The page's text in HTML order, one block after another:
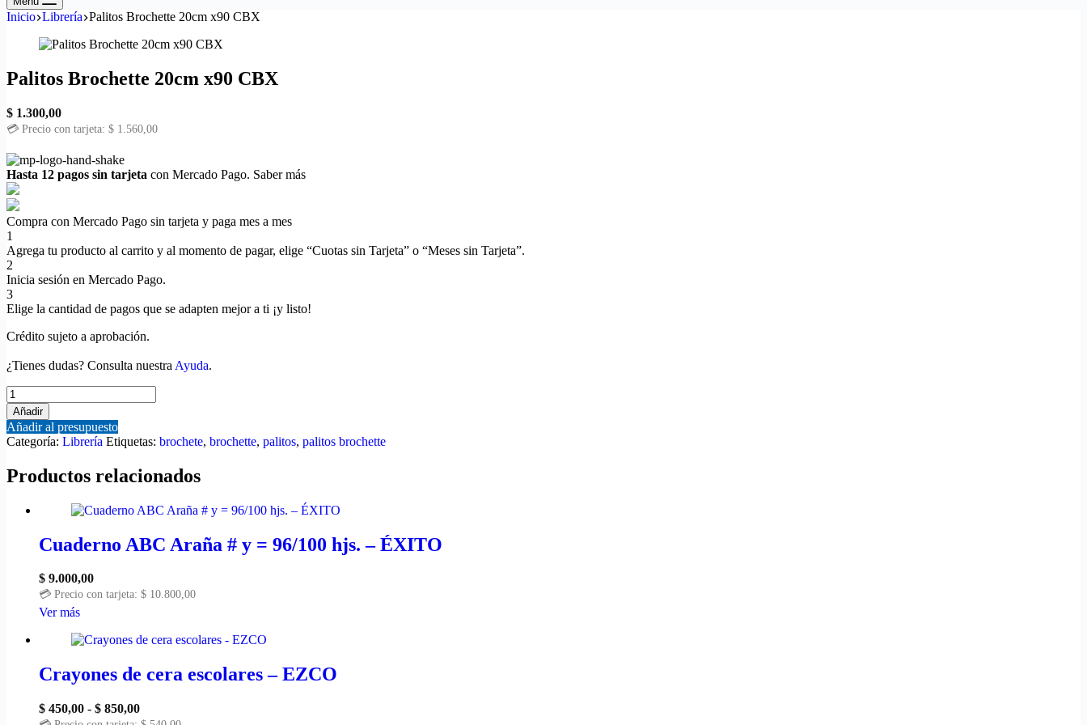
Inicio Librería Palitos Brochette 20cm x90 CBX
Palitos Brochette 20cm x90 CBX
$ 1.300,00
💳 Precio con tarjeta: $ 1.560,00
Hasta 12 pagos sin tarjeta con Mercado Pago. Saber más
Compra con Mercado Pago sin tarjeta y paga mes a mes
1
Agrega tu producto al carrito y al momento de pagar, elige “Cuotas sin Tarjeta” o “Meses sin Tarjeta”.
2
Inicia sesión en Mercado Pago.
3
Elige la cantidad de pagos que se adapten mejor a ti ¡y listo!
Crédito sujeto a aprobación.
¿Tienes dudas? Consulta nuestra Ayuda.
Palitos
Brochette
20cm
x90
CBX
Añadir
Añadir al presupuesto
Categoría: Librería Etiquetas: brochete, brochette, palitos, palitos brochette
Productos relacionados
Cuaderno ABC Araña # y = 96/100 hjs. – ÉXITO
$ 9.000,00
💳 Precio con tarjeta: $ 10.800,00
Ver másEste
tiene
variantes.
Las
se
Crayones de cera escolares – EZCO
$ 450,00 - $ 850,00Rango